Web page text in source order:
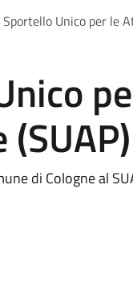
Sportello Unico per le
di Cologne al